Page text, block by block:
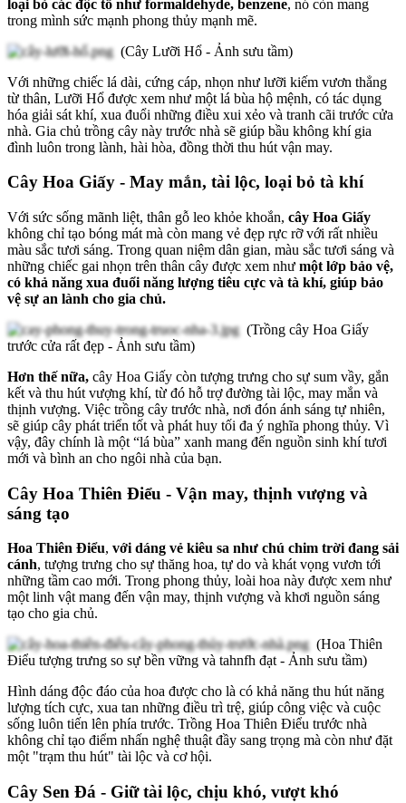
loại bỏ các độc tố như formaldehyde, benzene, nó còn mang
trong mình sức mạnh phong thủy mạnh mẽ.
(Cây Lưỡi Hổ - Ảnh sưu tầm)
Với những chiếc lá dài, cứng cáp, nhọn như lưỡi kiếm vươn thẳng
từ thân, Lưỡi Hổ được xem như một lá bùa hộ mệnh, có tác dụng
hóa giải sát khí, xua đuổi những điều xui xẻo và tranh cãi trước cửa
nhà. Gia chủ trồng cây này trước nhà sẽ giúp bầu không khí gia
đình luôn trong lành, hài hòa, đồng thời thu hút vận may.
Cây Hoa Giấy - May mắn, tài lộc, loại bỏ tà khí
Với sức sống mãnh liệt, thân gỗ leo khỏe khoắn, cây Hoa Giấy
không chỉ tạo bóng mát mà còn mang vẻ đẹp rực rỡ với rất nhiều
màu sắc tươi sáng. Trong quan niệm dân gian, màu sắc tươi sáng và
những chiếc gai nhọn trên thân cây được xem như một lớp bảo vệ,
có khả năng xua đuổi năng lượng tiêu cực và tà khí, giúp bảo
vệ sự an lành cho gia chủ.
(Trồng cây Hoa Giấy
trước cửa rất đẹp - Ảnh sưu tầm)
Hơn thế nữa, cây Hoa Giấy còn tượng trưng cho sự sum vầy, gắn
kết và thu hút vượng khí, từ đó hỗ trợ đường tài lộc, may mắn và
thịnh vượng. Việc trồng cây trước nhà, nơi đón ánh sáng tự nhiên,
sẽ giúp cây phát triển tốt và phát huy tối đa ý nghĩa phong thủy. Vì
vậy, đây chính là một “lá bùa” xanh mang đến nguồn sinh khí tươi
mới và bình an cho ngôi nhà của bạn.
Cây Hoa Thiên Điểu - Vận may, thịnh vượng và
sáng tạo
Hoa Thiên Điểu, với dáng vẻ kiêu sa như chú chim trời đang sải
cánh, tượng trưng cho sự thăng hoa, tự do và khát vọng vươn tới
những tầm cao mới. Trong phong thủy, loài hoa này được xem như
một linh vật mang đến vận may, thịnh vượng và khơi nguồn sáng
tạo cho gia chủ.
(Hoa Thiên
Điểu tượng trưng so sự bền vững và tahnfh đạt - Ảnh sưu tầm)
Hình dáng độc đáo của hoa được cho là có khả năng thu hút năng
lượng tích cực, xua tan những điều trì trệ, giúp công việc và cuộc
sống luôn tiến lên phía trước. Trồng Hoa Thiên Điểu trước nhà
không chỉ tạo điểm nhấn nghệ thuật đầy sang trọng mà còn như đặt
một "trạm thu hút" tài lộc và cơ hội.
Cây Sen Đá - Giữ tài lộc, chịu khó, vượt khó